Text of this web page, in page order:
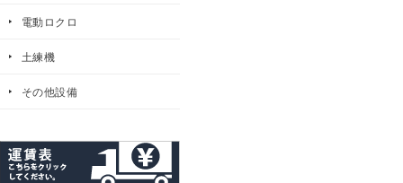
電動ロクロ
土練機
その他設備